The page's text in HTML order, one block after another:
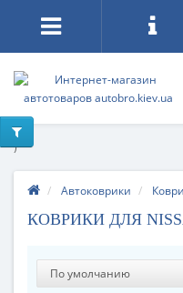
)
Автоковрики
КОВРИКИ ДЛЯ